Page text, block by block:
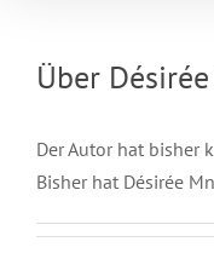
Über
Der Autor hat bisher
Bisher hat Désirée